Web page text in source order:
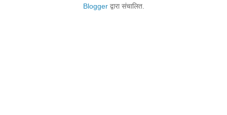
Bloggerद्वारा संचालित.